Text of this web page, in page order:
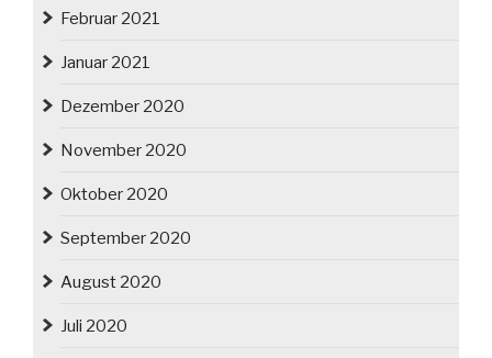
Februar 2021
Januar 2021
Dezember 2020
November 2020
Oktober 2020
September 2020
August 2020
Juli 2020